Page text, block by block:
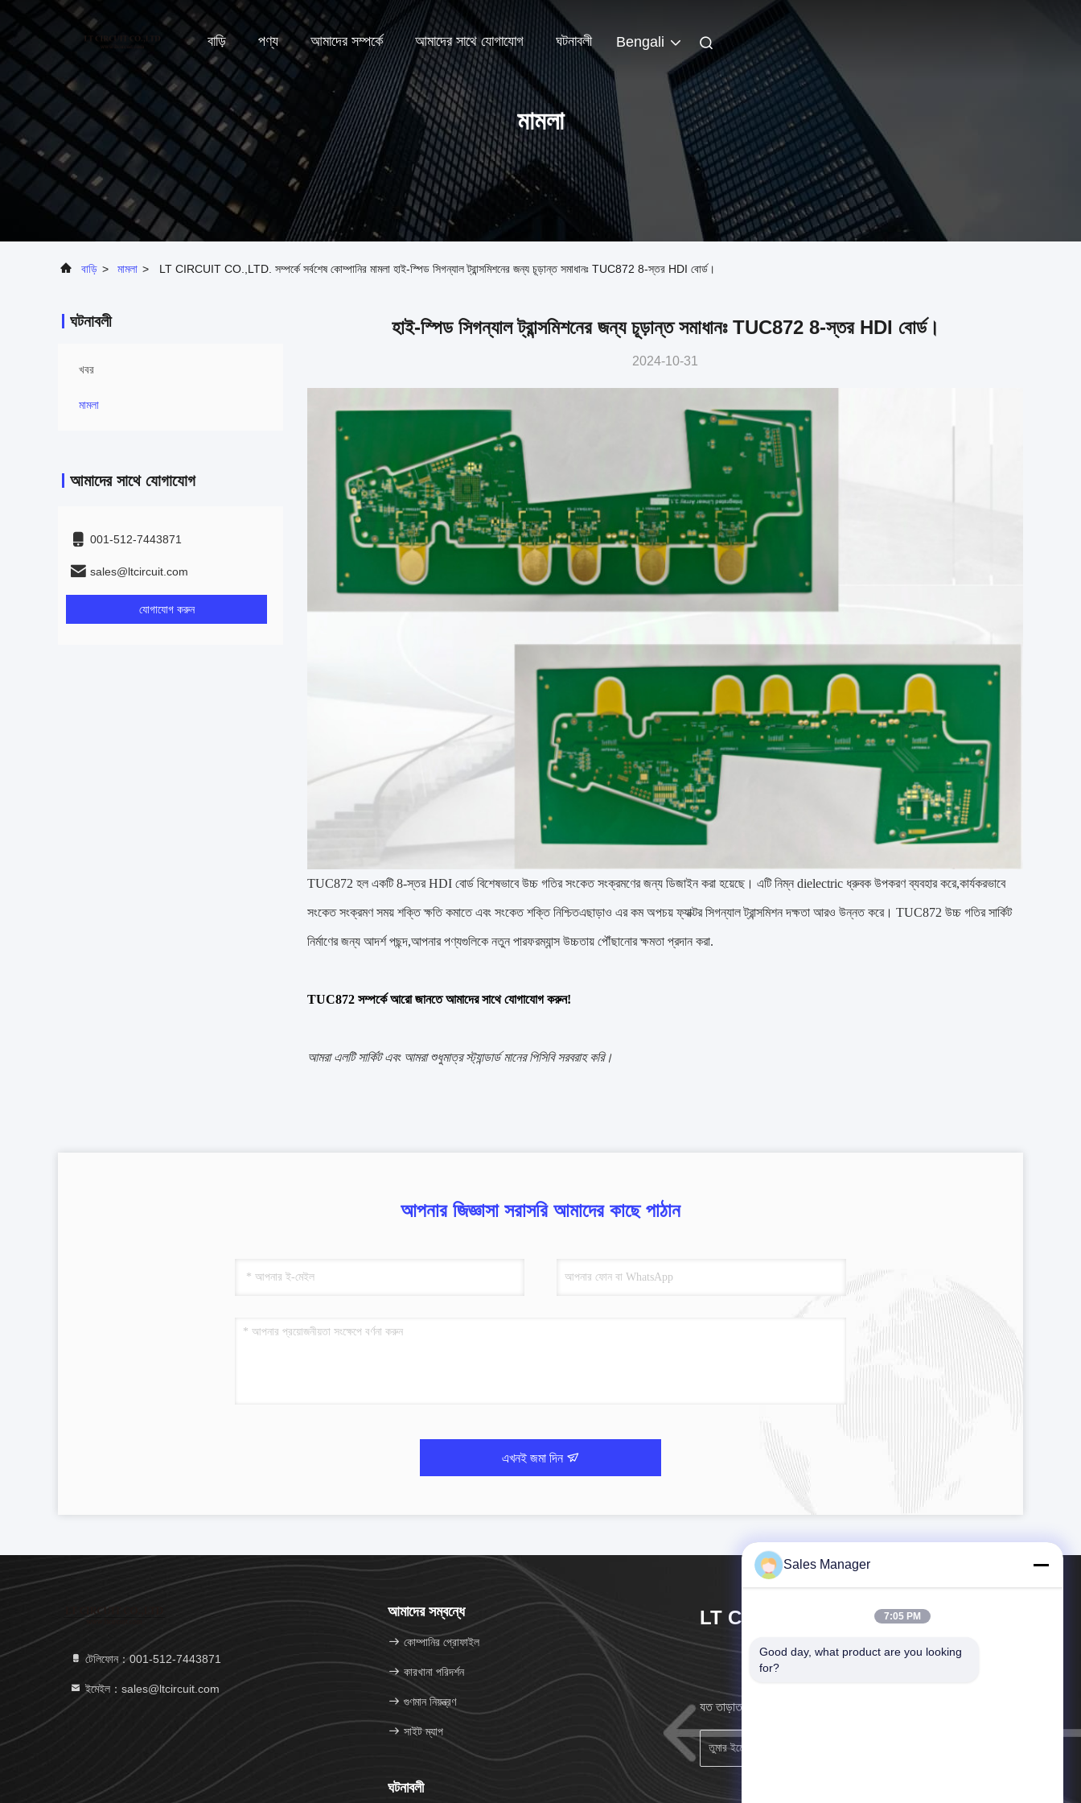
বাড়ি পণ্য আমাদের সম্পর্কে আমাদের সাথে যোগাযোগ ঘটনাবলী Bengali
মামলা
বাড়ি > মামলা > LT CIRCUIT CO.,LTD. সম্পর্কে সর্বশেষ কোম্পানির মামলা হাই-স্পিড সিগন্যাল ট্রান্সমিশনের জন্য চূড়ান্ত সমাধানঃ TUC872 8-স্তর HDI বোর্ড।
ঘটনাবলী
খবর
মামলা
আমাদের সাথে যোগাযোগ
001-512-7443871
sales@ltcircuit.com
যোগাযোগ করুন
হাই-স্পিড সিগন্যাল ট্রান্সমিশনের জন্য চূড়ান্ত সমাধানঃ TUC872 8-স্তর HDI বোর্ড।
2024-10-31
TUC872 হল একটি 8-স্তর HDI বোর্ড বিশেষভাবে উচ্চ গতির সংকেত সংক্রমণের জন্য ডিজাইন করা হয়েছে। এটি নিম্ন dielectric ধ্রুবক উপকরণ ব্যবহার করে,কার্যকরভাবে
সংকেত সংক্রমণ সময় শক্তি ক্ষতি কমাতে এবং সংকেত শক্তি নিশ্চিতএছাড়াও এর কম অপচয় ফ্যাক্টর সিগন্যাল ট্রান্সমিশন দক্ষতা আরও উন্নত করে। TUC872 উচ্চ গতির সার্কিট
নির্মাণের জন্য আদর্শ পছন্দ,আপনার পণ্যগুলিকে নতুন পারফরম্যান্স উচ্চতায় পৌঁছানোর ক্ষমতা প্রদান করা.
TUC872 সম্পর্কে আরো জানতে আমাদের সাথে যোগাযোগ করুন!
আমরা এলটি সার্কিট এবং আমরা শুধুমাত্র স্ট্যান্ডার্ড মানের পিসিবি সরবরাহ করি।
আপনার জিজ্ঞাসা সরাসরি আমাদের কাছে পাঠান
এখনই জমা দিন
টেলিফোন：001-512-7443871
ইমেইল：sales@ltcircuit.com
আমাদের সম্বন্ধে
কোম্পানির প্রোফাইল
কারখানা পরিদর্শন
গুণমান নিয়ন্ত্রণ
সাইট ম্যাপ
ঘটনাবলী
LT CIRCUIT CO.,LTD.
যত তাড়াতাড়ি সম্ভব আমরা আপনার কাছে ফিরে আসব।
Sales Manager
7:05 PM
Good day, what product are you looking
for?